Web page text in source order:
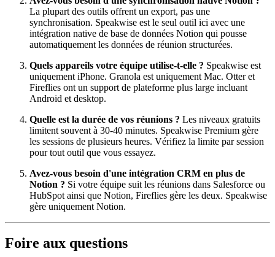
La plupart des outils offrent un export, pas une
synchronisation. Speakwise est le seul outil ici avec une
intégration native de base de données Notion qui pousse
automatiquement les données de réunion structurées.
Quels appareils votre équipe utilise-t-elle ? Speakwise est
uniquement iPhone. Granola est uniquement Mac. Otter et
Fireflies ont un support de plateforme plus large incluant
Android et desktop.
Quelle est la durée de vos réunions ? Les niveaux gratuits
limitent souvent à 30-40 minutes. Speakwise Premium gère
les sessions de plusieurs heures. Vérifiez la limite par session
pour tout outil que vous essayez.
Avez-vous besoin d'une intégration CRM en plus de
Notion ? Si votre équipe suit les réunions dans Salesforce ou
HubSpot ainsi que Notion, Fireflies gère les deux. Speakwise
gère uniquement Notion.
Foire aux questions